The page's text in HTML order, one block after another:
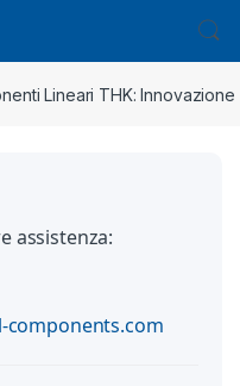
Lineari THK:
assistenza:
components.com